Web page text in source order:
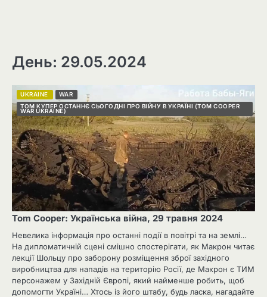
День: 29.05.2024
UKRAINE
WAR
ТОМ КУПЕР ОСТАННЄ СЬОГОДНІ ПРО ВІЙНУ В УКРАЇНІ (TOM COOPER
WAR UKRAINE)
Tom Cooper: Українська війна, 29 травня 2024
Невелика інформація про останні події в повітрі та на землі…
На дипломатичній сцені смішно спостерігати, як Макрон читає
лекції Шольцу про заборону розміщення зброї західного
виробництва для нападів на територію Росії, де Макрон є ТИМ
персонажем у Західній Європі, який найменше робить, щоб
допомогти Україні… Хтось із його штабу, будь ласка, нагадайте